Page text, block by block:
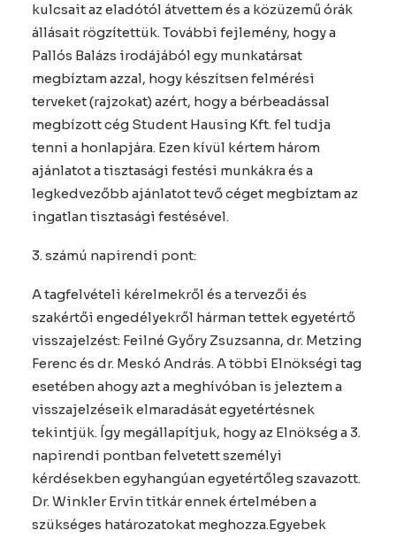
kulcsait az eladótól átvettem és a közüzemű órák
állásait rögzítettük. További fejlemény, hogy a
Pallós Balázs irodájából egy munkatársat
megbíztam azzal, hogy készítsen felmérési
terveket (rajzokat) azért, hogy a bérbeadással
megbízott cég Student Hausing Kft. fel tudja
tenni a honlapjára. Ezen kívül kértem három
ajánlatot a tisztasági festési munkákra és a
legkedvezőbb ajánlatot tevő céget megbíztam az
ingatlan tisztasági festésével.
3. számú napirendi pont:
A tagfelvételi kérelmekről és a tervezői és
szakértői engedélyekről hárman tettek egyetértő
visszajelzést: Feilné Győry Zsuzsanna, dr. Metzing
Ferenc és dr. Meskó András. A többi Elnökségi tag
esetében ahogy azt a meghívóban is jeleztem a
visszajelzéseik elmaradását egyetértésnek
tekintjük. Így megállapítjuk, hogy az Elnökség a 3.
napirendi pontban felvetett személyi
kérdésekben egyhangúan egyetértőleg szavazott.
Dr. Winkler Ervin titkár ennek értelmében a
szükséges határozatokat meghozza.Egyebek